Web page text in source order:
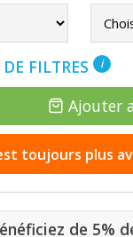
FILTRES i
Ajouter
toujours plus
de 5%